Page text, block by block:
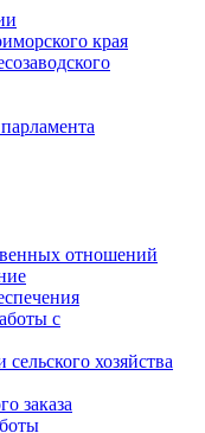
края
отношений
с
хозяйства
заказа